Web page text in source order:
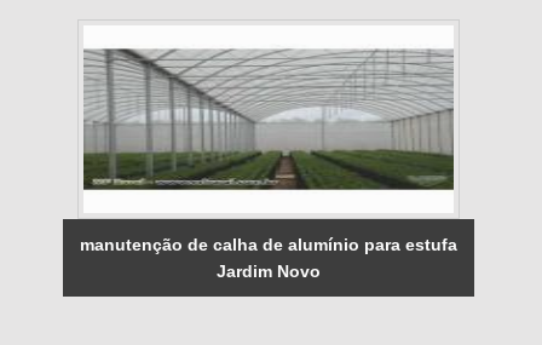
manutenção de calha de alumínio para estufa
Jardim Novo